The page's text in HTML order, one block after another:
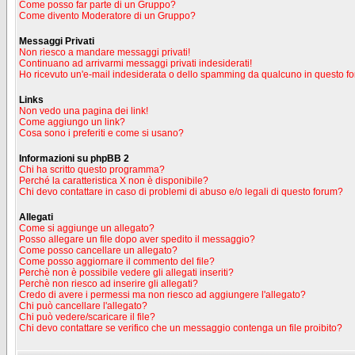
Come posso far parte di un Gruppo?
Come divento Moderatore di un Gruppo?
Messaggi Privati
Non riesco a mandare messaggi privati!
Continuano ad arrivarmi messaggi privati indesiderati!
Ho ricevuto un'e-mail indesiderata o dello spamming da qualcuno in questo
Links
Non vedo una pagina dei link!
Come aggiungo un link?
Cosa sono i preferiti e come si usano?
Informazioni su phpBB 2
Chi ha scritto questo programma?
Perché la caratteristica X non è disponibile?
Chi devo contattare in caso di problemi di abuso e/o legali di questo forum?
Allegati
Come si aggiunge un allegato?
Posso allegare un file dopo aver spedito il messaggio?
Come posso cancellare un allegato?
Come posso aggiornare il commento del file?
Perchè non è possibile vedere gli allegati inseriti?
Perchè non riesco ad inserire gli allegati?
Credo di avere i permessi ma non riesco ad aggiungere l'allegato?
Chi può cancellare l'allegato?
Chi può vedere/scaricare il file?
Chi devo contattare se verifico che un messaggio contenga un file proibito?